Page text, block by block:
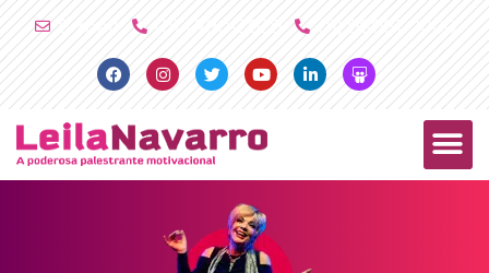
FacebookInstagramTwitterYoutubeLinkedinSlideshare